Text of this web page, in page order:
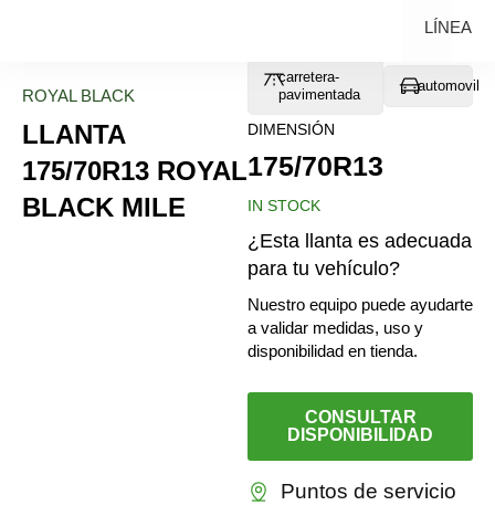
LÍNEA
ROYAL BLACK
LLANTA
175/70R13 ROYAL
BLACK MILE
carretera-
pavimentada
automovil
DIMENSIÓN
175/70R13
IN STOCK
¿Esta llanta es adecuada
para tu vehículo?
Nuestro equipo puede ayudarte
a validar medidas, uso y
disponibilidad en tienda.
CONSULTAR
DISPONIBILIDAD
Puntos de servicio